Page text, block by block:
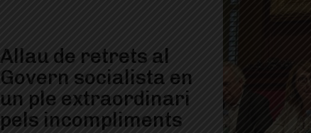
Allau de retrets al
Govern socialista en
un ple extraordinari
pels incompliments